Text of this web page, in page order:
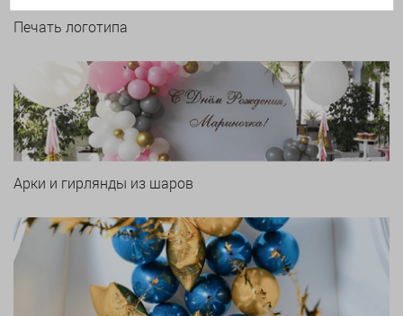
Печать логотипа
Арки и гирлянды из шаров